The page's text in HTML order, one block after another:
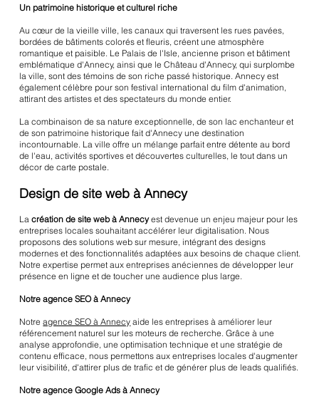
Un patrimoine historique et culturel riche
Au cœur de la vieille ville, les canaux qui traversent les rues pavées,
bordées de bâtiments colorés et fleuris, créent une atmosphère
romantique et paisible. Le Palais de l'Isle, ancienne prison et bâtiment
emblématique d'Annecy, ainsi que le Château d'Annecy, qui surplombe
la ville, sont des témoins de son riche passé historique. Annecy est
également célèbre pour son festival international du film d'animation,
attirant des artistes et des spectateurs du monde entier.
La combinaison de sa nature exceptionnelle, de son lac enchanteur et
de son patrimoine historique fait d'Annecy une destination
incontournable. La ville offre un mélange parfait entre détente au bord
de l'eau, activités sportives et découvertes culturelles, le tout dans un
décor de carte postale.
Design de site web à Annecy
Lacréation de site web à Annecyest devenue un enjeu majeur pour les
entreprises locales souhaitant accélérer leur digitalisation. Nous
proposons des solutions web sur mesure, intégrant des designs
modernes et des fonctionnalités adaptées aux besoins de chaque client.
Notre expertise permet aux entreprises anéciennes de développer leur
présence en ligne et de toucher une audience plus large.
Notre agence SEO à Annecy
Notreagence SEO à Annecy aide les entreprises à améliorer leur
référencement naturel sur les moteurs de recherche. Grâce à une
analyse approfondie, une optimisation technique et une stratégie de
contenu efficace, nous permettons aux entreprises locales d'augmenter
leur visibilité, d'attirer plus de trafic et de générer plus de leads qualifiés.
Notre agence Google Ads à Annecy